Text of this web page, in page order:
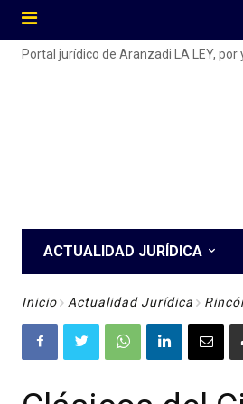
Portal jurídico de Aranzadi LA LEY,
ACTUALIDAD JURÍDICA
Inicio Actualidad Jurídica